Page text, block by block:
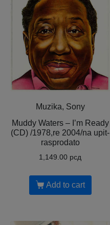
Muzika, Sony
Muddy Waters ‎– I’m Ready
(CD) /1978,re 2004/na upit-
rasprodato
1,149.00 рсд
Add to cart